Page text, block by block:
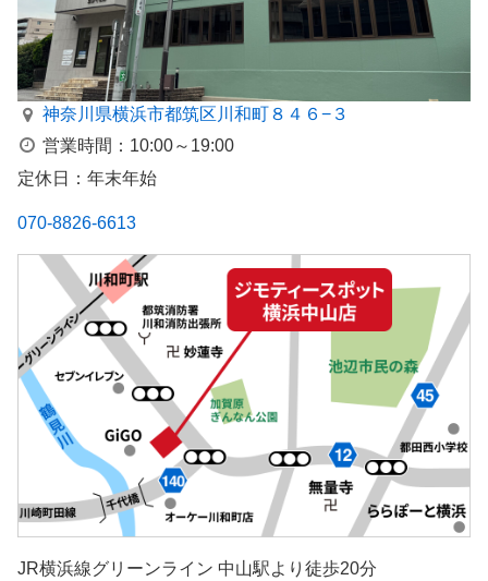
神奈川県横浜市都筑区川和町８４６−３
営業時間：10:00～19:00
定休日：年末年始
070-8826-6613
JR横浜線グリーンライン 中山駅より徒歩20分